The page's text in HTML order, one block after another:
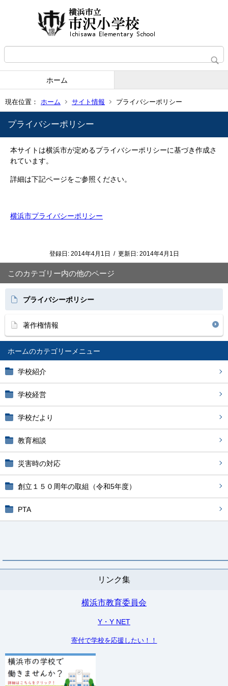
ホーム
現在位置： ホーム サイト情報 プライバシーポリシー
ホーム
学校紹介
学校経営
学校だより
教育相談
災害時の対応
創立１５０周年の取組（令和5年度）
PTA
リンク集
横浜市教育委員会
Y・Y NET
寄付で学校を応援したい！！
プライバシーポリシー
本サイトは横浜市が定めるプライバシーポリシーに基づき作成さ
れています。
詳細は下記ページをご参照ください。
横浜市プライバシーポリシー
登録日: 2014年4月1日 / 更新日: 2014年4月1日
このカテゴリー内の他のページ
プライバシーポリシー
著作権情報